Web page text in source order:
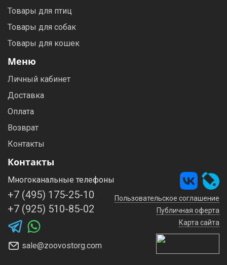
Товары для птиц
Товары для собак
Товары для кошек
Меню
Личный кабинет
Доставка
Оплата
Возврат
Контакты
Контакты
Многоканальные телефоны
+7 (495) 175-25-10
+7 (925) 510-85-02
sale@zoovostorg.com
Пользовательское соглашение
Публичная оферта
Карта сайта